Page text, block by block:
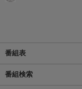
番組表
番組検索